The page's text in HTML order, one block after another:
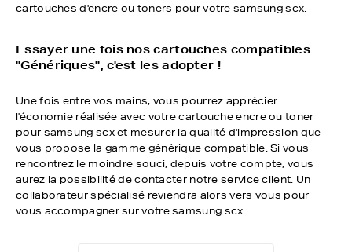
cartouches d'encre ou toners pour votre samsung scx.
Essayer une fois nos cartouches compatibles
"Génériques", c'est les adopter !
Une fois entre vos mains, vous pourrez apprécier
l'économie réalisée avec votre cartouche encre ou toner
pour samsung scx et mesurer la qualité d'impression que
vous propose la gamme générique compatible. Si vous
rencontrez le moindre souci, depuis votre compte, vous
aurez la possibilité de contacter notre service client. Un
collaborateur spécialisé reviendra alors vers vous pour
vous accompagner sur votre samsung scx